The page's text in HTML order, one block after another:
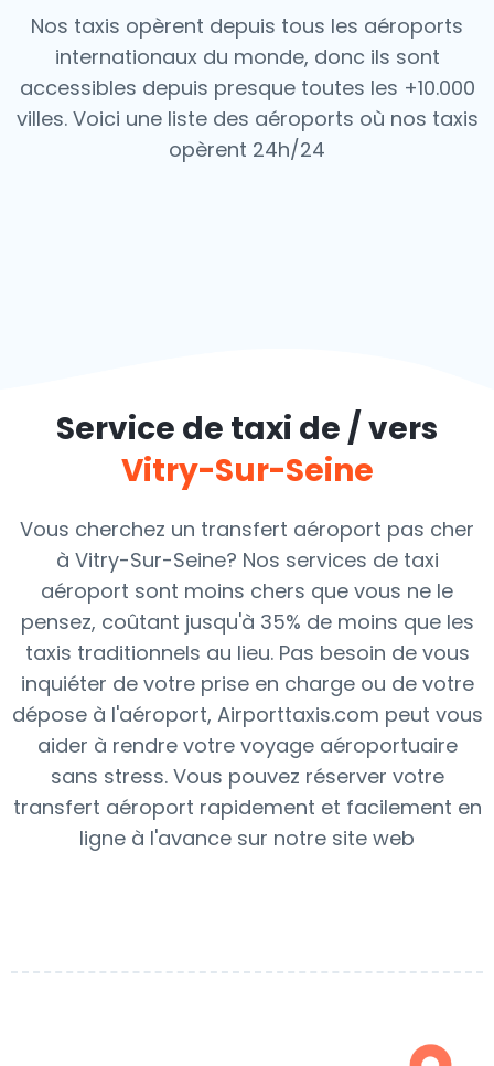
Nos taxis opèrent depuis tous les aéroports
internationaux du monde, donc ils sont
accessibles depuis presque toutes les +10.000
villes. Voici une liste des aéroports où nos taxis
opèrent 24h/24
Service de taxi de / vers
Vitry-Sur-Seine
Vous cherchez un transfert aéroport pas cher
à Vitry-Sur-Seine? Nos services de taxi
aéroport sont moins chers que vous ne le
pensez, coûtant jusqu'à 35% de moins que les
taxis traditionnels au lieu. Pas besoin de vous
inquiéter de votre prise en charge ou de votre
dépose à l'aéroport, Airporttaxis.com peut vous
aider à rendre votre voyage aéroportuaire
sans stress. Vous pouvez réserver votre
transfert aéroport rapidement et facilement en
ligne à l'avance sur notre site web